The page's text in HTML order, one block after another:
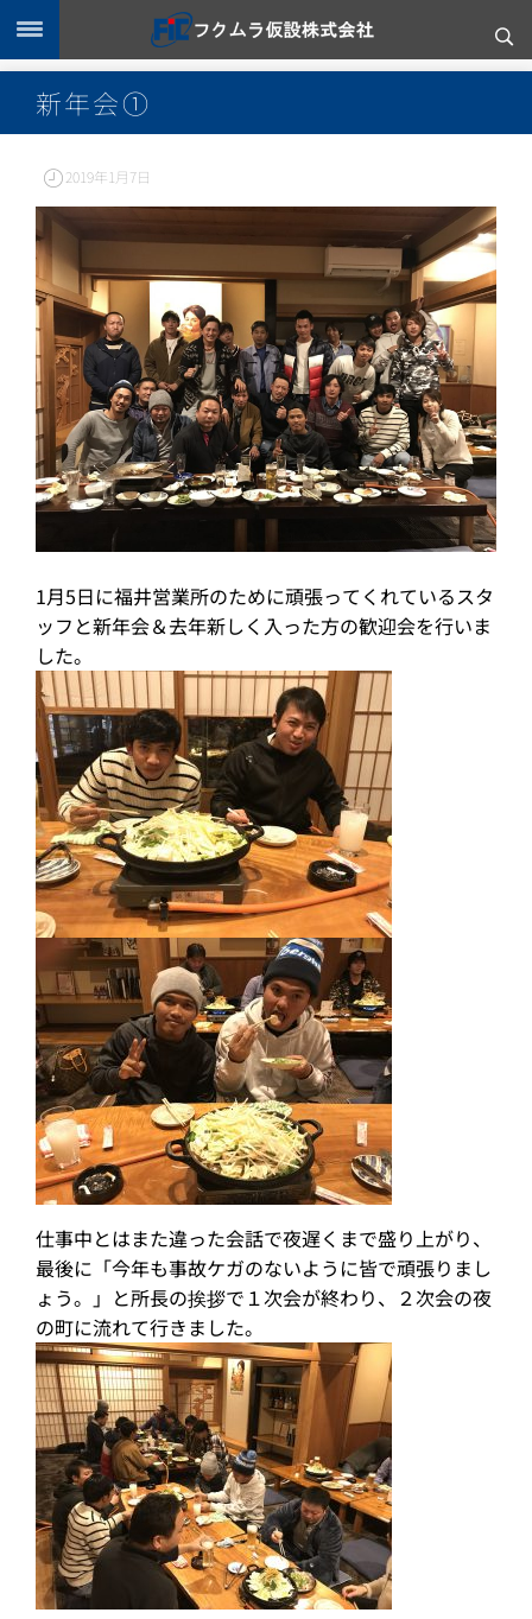
新年会①
2019年1月7日
1月5日に福井営業所のために頑張ってくれているスタ
ッフと新年会＆去年新しく入った方の歓迎会を行いま
した。
仕事中とはまた違った会話で夜遅くまで盛り上がり、
最後に「今年も事故ケガのないように皆で頑張りまし
ょう。」と所長の挨拶で１次会が終わり、２次会の夜
の町に流れて行きました。